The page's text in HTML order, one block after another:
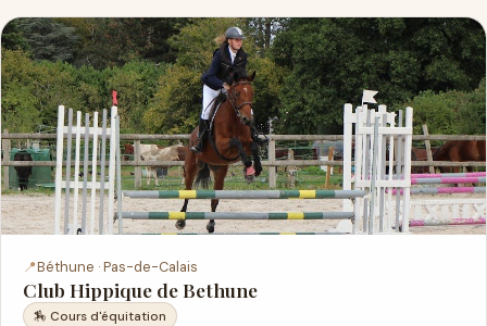
📍Béthune · Pas-de-Calais
Club Hippique de Bethune
🏇 Cours d'équitation